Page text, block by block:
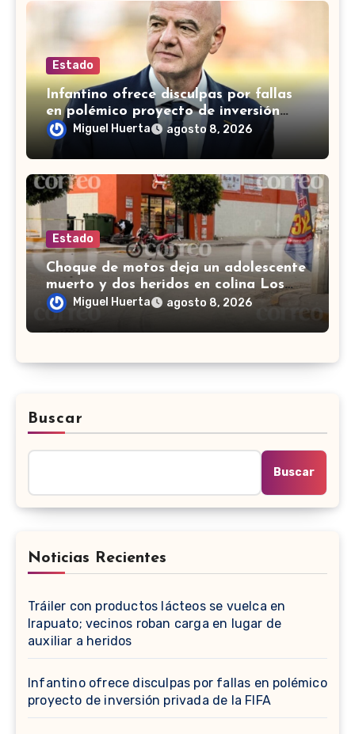
Estado
Infantino ofrece disculpas por fallas
en polémico proyecto de inversión
privada de la FIFA
Miguel Huerta agosto 8, 2026
Estado
Choque de motos deja un adolescente
muerto y dos heridos en colina Los
Presidentes, en León
Miguel Huerta agosto 8, 2026
Buscar
Buscar
Noticias Recientes
Tráiler con productos lácteos se vuelca en
Irapuato; vecinos roban carga en lugar de
auxiliar a heridos
Infantino ofrece disculpas por fallas en polémico
proyecto de inversión privada de la FIFA